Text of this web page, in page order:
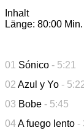
Inhalt
Länge: 80:00 Min.
01 Sónico - 5:21
02 Azul y Yo -
03 Bobe - 5:45
04A fuego lento -